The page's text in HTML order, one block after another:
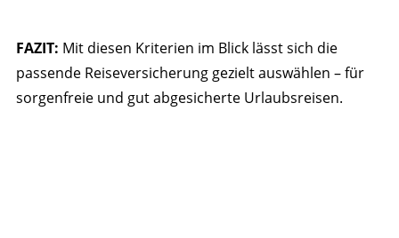
FAZIT: Mit diesen Kriterien im Blick lässt sich die
passende Reiseversicherung gezielt auswählen – für
sorgenfreie und gut abgesicherte Urlaubsreisen.